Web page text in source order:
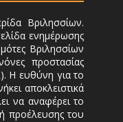
Βριλησσίων.
ενημέρωσης
Βριλησσίων
προστασίας
Η ευθύνη για το
αποκλειστικά
να αναφέρει το
προέλευσης του